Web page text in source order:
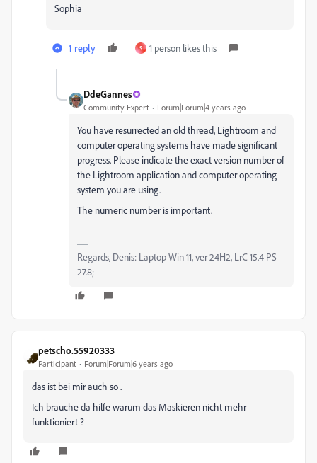
Sophia
1 reply S 1 person likes this
DdeGannes
Community Expert Forum|Forum|4 years ago
You have resurrected an old thread, Lightroom and
computer operating systems have made significant
progress. Please indicate the exact version number of
the Lightroom application and computer operating
system you are using.
The numeric number is important.
Regards, Denis: Laptop Win 11, ver 24H2, LrC 15.4 PS
27.8;
petscho.55920333
Participant Forum|Forum|6 years ago
das ist bei mir auch so .
Ich brauche da hilfe warum das Maskieren nicht mehr
funktioniert ?